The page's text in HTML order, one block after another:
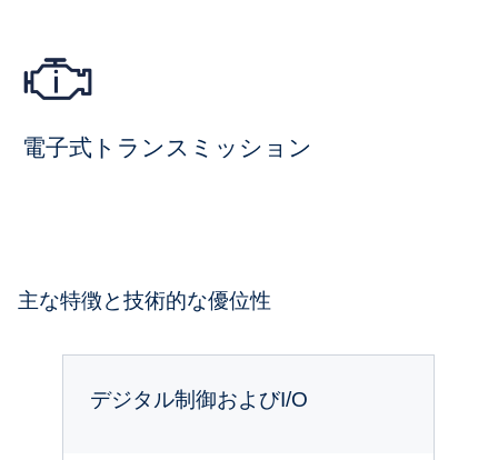
電子式トランスミッション
主な特徴と技術的な優位性
デジタル制御およびI/O